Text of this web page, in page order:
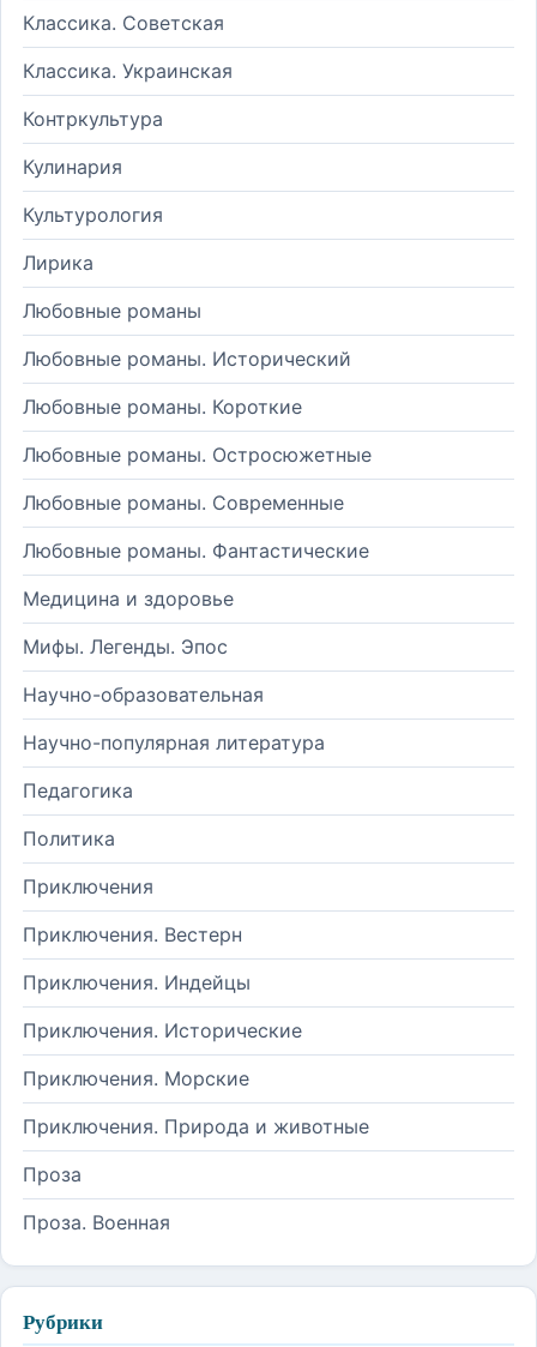
Классика. Советская
Классика. Украинская
Контркультура
Кулинария
Культурология
Лирика
Любовные романы
Любовные романы. Исторический
Любовные романы. Короткие
Любовные романы. Остросюжетные
Любовные романы. Современные
Любовные романы. Фантастические
Медицина и здоровье
Мифы. Легенды. Эпос
Научно-образовательная
Научно-популярная литература
Педагогика
Политика
Приключения
Приключения. Вестерн
Приключения. Индейцы
Приключения. Исторические
Приключения. Морские
Приключения. Природа и животные
Проза
Проза. Военная
Рубрики